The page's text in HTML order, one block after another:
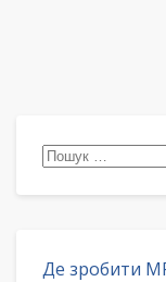
Пошук:
Де зробити